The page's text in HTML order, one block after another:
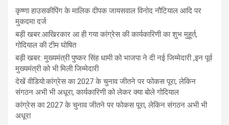
कृष्णा हाउसकीपिंग के मालिक दीपक जायसवाल विनोद नौटियाल आदि पर
मुकदमा दर्ज
बड़ी खबर:आखिरकार आ ही गया कांग्रेस की कार्यकारिणी का शुभ मुहूर्त,
गोदियाल की टीम घोषित
बड़ी खबर: मुख्यमंत्री पुष्कर सिंह धामी को भाजपा ने दी नई जिम्मेदारी ,इन पूर्व
मुख्यमंत्री को भी मिली जिम्मेदारी
देखें वीडियो:कांग्रेस का 2027 के चुनाव जीतने पर फोकस पूरा, लेकिन
संगठन अभी भी अधूरा, कार्यकारिणी को लेकर क्या बोले गोदियाल
कांग्रेस का 2027 के चुनाव जीतने पर फोकस पूरा, लेकिन संगठन अभी भी
अधूरा